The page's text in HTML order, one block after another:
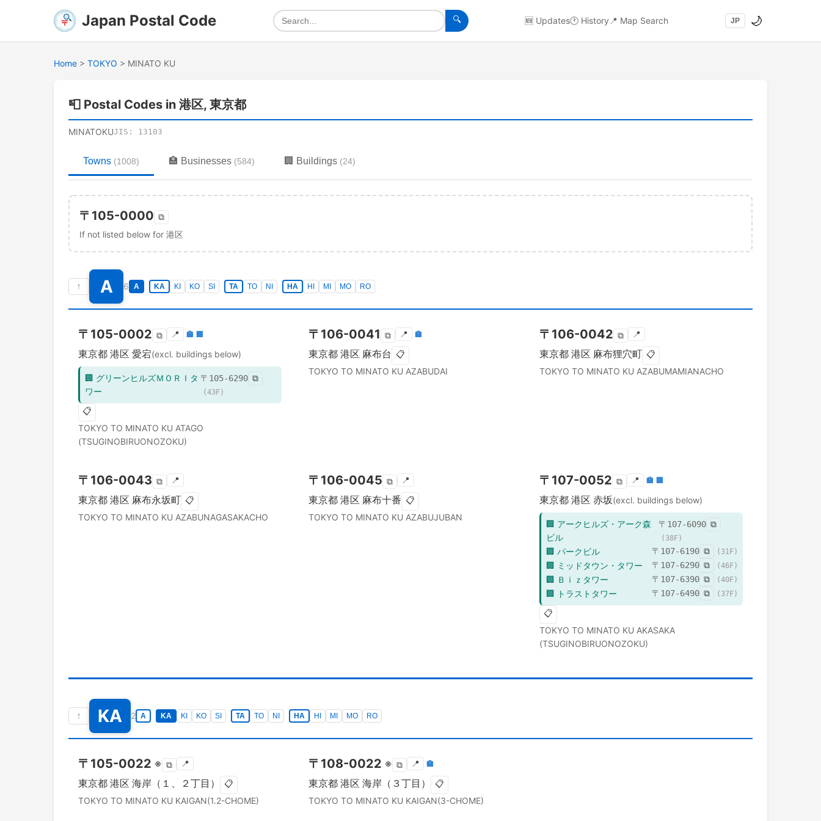
Japan Postal Code 🔍 🆕 Updates🕐 History 📍 Map Search JP 🌙
Home > TOKYO > MINATO KU
📮 Postal Codes in 港区, 東京都
MINATOKUJIS: 13103
Towns (1008) 🏣 Businesses (584) 🏢 Buildings (24)
〒 105-0000 ⧉
If not listed below for 港区
↑ A 6 A KA KI KO SI TA TO NI HA HI MI MO RO
〒 105-0002 ⧉ 📍 🏣 🏢
東京都 港区 愛宕(excl. buildings below)
🏢 グリーンヒルズＭＯＲＩタ
ワー
〒 105-6290 ⧉
(43F)
📋
TOKYO TO MINATO KU ATAGO
(TSUGINOBIRUONOZOKU)
〒 106-0041 ⧉ 📍 🏣
東京都 港区 麻布台 📋
TOKYO TO MINATO KU AZABUDAI
〒 106-0042 ⧉ 📍
東京都 港区 麻布狸穴町 📋
TOKYO TO MINATO KU AZABUMAMIANACHO
〒 106-0043 ⧉ 📍
東京都 港区 麻布永坂町 📋
TOKYO TO MINATO KU AZABUNAGASAKACHO
〒 106-0045 ⧉ 📍
東京都 港区 麻布十番 📋
TOKYO TO MINATO KU AZABUJUBAN
〒 107-0052 ⧉ 📍 🏣 🏢
東京都 港区 赤坂(excl. buildings below)
🏢 アークヒルズ・アーク森
ビル
〒 107-6090 ⧉
( 38F)
🏢 パークビル 〒 107-6190 ⧉ ( 31F)
🏢 ミッドタウン・タワー 〒 107-6290 ⧉ (46F)
🏢 Ｂｉｚタワー 〒 107-6390 ⧉ (40F)
🏢 トラストタワー 〒 107-6490 ⧉ ( 37F)
📋
TOKYO TO MINATO KU AKASAKA
(TSUGINOBIRUONOZOKU)
↑ KA 2 A KA KI KO SI TA TO NI HA HI MI MO RO
〒 105-0022 ※ ⧉ 📍
東京都 港区 海岸（１、２丁目） 📋
TOKYO TO MINATO KU KAIGAN(1.2-CHOME)
〒 108-0022 ※ ⧉ 📍 🏣
東京都 港区 海岸（３丁目） 📋
TOKYO TO MINATO KU KAIGAN(3-CHOME)